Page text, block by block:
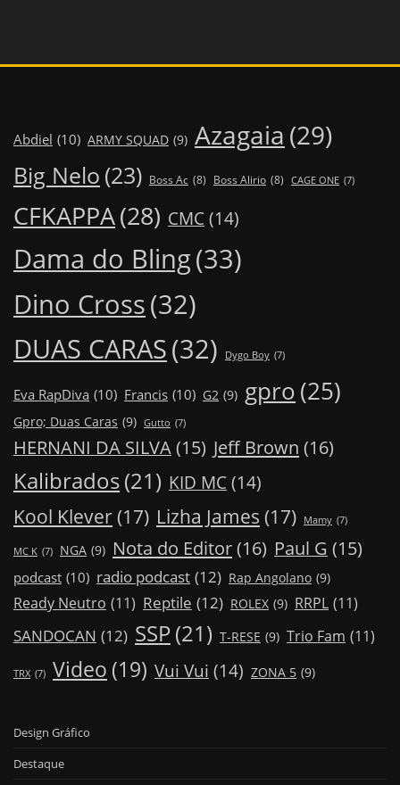
Abdiel (10) ARMY SQUAD (9) Azagaia (29)
Big Nelo (23) Boss Ac (8) Boss Alirio (8) CAGE ONE (7)
CFKAPPA(28) CMC (14)
Dama do Bling(33)
Dino Cross(32)
DUAS CARAS(32) Dygo Boy (7)
Eva RapDiva (10) Francis (10) G2 (9) gpro(25)
Gpro; Duas Caras (9) Gutto (7)
HERNANI DA SILVA(15) Jeff Brown (16)
Kalibrados(21) KID MC (14)
Kool Klever (17) Lizha James (17) Mamy (7)
MC K (7) NGA (9) Nota do Editor(16) Paul G (15)
podcast (10) radio podcast (12) Rap Angolano (9)
Ready Neutro (11) Reptile (12) ROLEX (9) RRPL (11)
SANDOCAN (12) SSP(21) T-RESE (9) Trio Fam (11)
TRX (7) Video (19) Vui Vui (14) ZONA 5 (9)
Design Gráfico
Destaque